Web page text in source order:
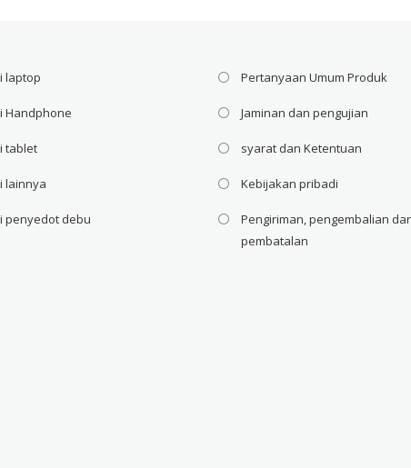
laptop
Handphone
tablet
lainnya
penyedot debu
Pertanyaan Umum Produk
Jaminan dan pengujian
syarat dan Ketentuan
Kebijakan pribadi
Pengiriman, pengembalian
pembatalan